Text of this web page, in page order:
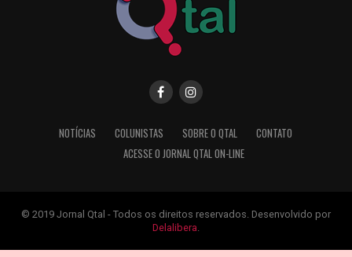
NOTÍCIAS COLUNISTAS SOBRE O QTAL
CONTATO
ACESSE O JORNAL QTAL ON-LINE
© 2019 Jornal Qtal - Todos os direitos reservados. Desenvolvido por
Delalibera.